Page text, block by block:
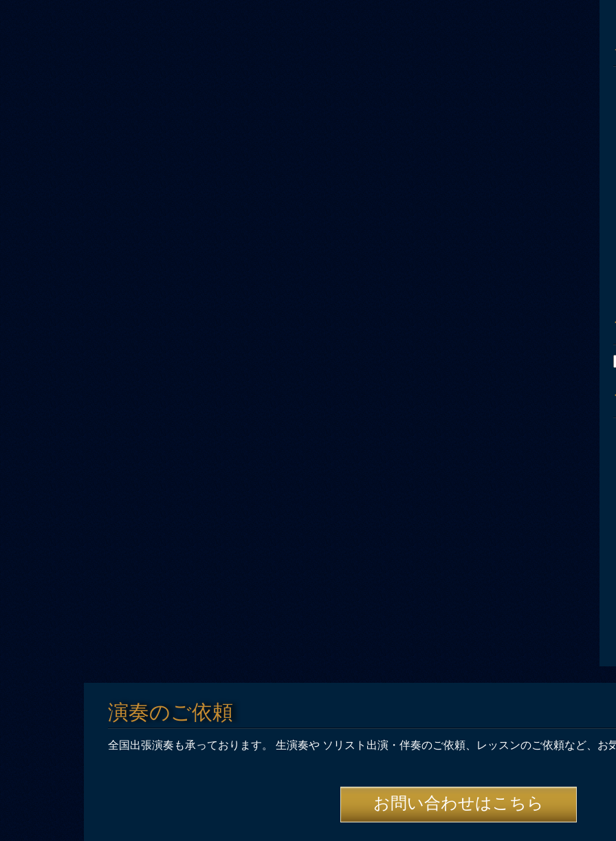
演奏のご依頼
全国出張演奏も承っております。 生演奏や ソリスト出演・伴奏のご依頼、レッスンのご依頼など、お
お問い合わせはこちら